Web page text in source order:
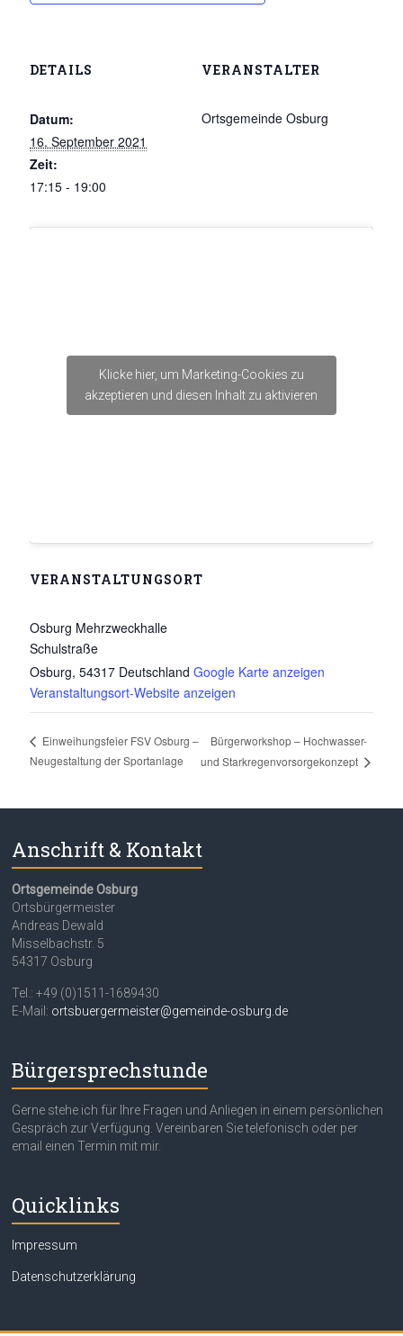
DETAILS
Datum:
16. September 2021
Zeit:
17:15 - 19:00
VERANSTALTER
Ortsgemeinde Osburg
VERANSTALTUNGSORT
Osburg Mehrzweckhalle
Schulstraße
Osburg, 54317 Deutschland Google Karte anzeigen
Veranstaltungsort-Website anzeigen
Klicke hier, um Marketing-Cookies zu
akzeptieren und diesen Inhalt zu aktivieren
Einweihungsfeier FSV Osburg –
Neugestaltung der Sportanlage
Bürgerworkshop – Hochwasser-
und Starkregenvorsorgekonzept
Anschrift & Kontakt
Ortsgemeinde Osburg
Ortsbürgermeister
Andreas Dewald
Misselbachstr. 5
54317 Osburg
Tel.: +49 (0)1511-1689430
E-Mail: ortsbuergermeister@gemeinde-osburg.de
Bürgersprechstunde
Gerne stehe ich für Ihre Fragen und Anliegen in einem persönlichen
Gespräch zur Verfügung. Vereinbaren Sie telefonisch oder per
email einen Termin mit mir.
Quicklinks
Impressum
Datenschutzerklärung